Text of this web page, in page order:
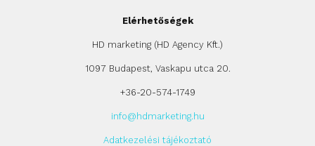
Elérhetőségek
HD marketing (HD Agency Kft.)
1097 Budapest, Vaskapu utca 20.
+36-20-574-1749
info@hdmarketing.hu
Adatkezelési tájékoztató